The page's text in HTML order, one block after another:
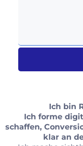
Ich bin
Ich forme
schaffen,
klar an